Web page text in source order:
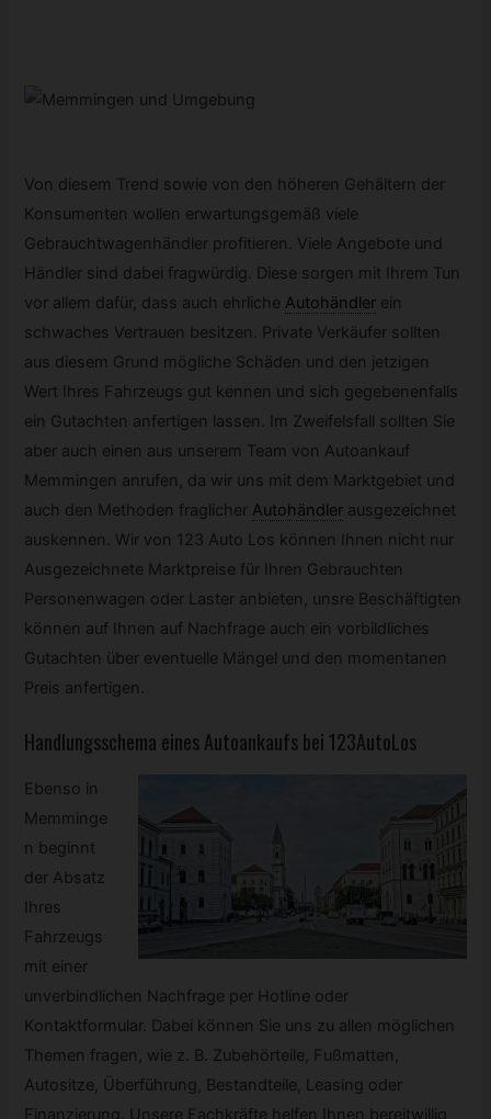
Von diesem Trend sowie von den höheren Gehältern der
Konsumenten wollen erwartungsgemäß viele
Gebrauchtwagenhändler profitieren. Viele Angebote und
Händler sind dabei fragwürdig. Diese sorgen mit Ihrem Tun
vor allem dafür, dass auch ehrliche Autohändler ein
schwaches Vertrauen besitzen. Private Verkäufer sollten
aus diesem Grund mögliche Schäden und den jetzigen
Wert Ihres Fahrzeugs gut kennen und sich gegebenenfalls
ein Gutachten anfertigen lassen. Im Zweifelsfall sollten Sie
aber auch einen aus unserem Team von Autoankauf
Memmingen anrufen, da wir uns mit dem Marktgebiet und
auch den Methoden fraglicher Autohändler ausgezeichnet
auskennen. Wir von 123 Auto Los können Ihnen nicht nur
Ausgezeichnete Marktpreise für Ihren Gebrauchten
Personenwagen oder Laster anbieten, unsre Beschäftigten
können auf Ihnen auf Nachfrage auch ein vorbildliches
Gutachten über eventuelle Mängel und den momentanen
Preis anfertigen.
Handlungsschema eines Autoankaufs bei 123AutoLos
Ebenso in
Memminge
n beginnt
der Absatz
Ihres
Fahrzeugs
mit einer
unverbindlichen Nachfrage per Hotline oder
Kontaktformular. Dabei können Sie uns zu allen möglichen
Themen fragen, wie z. B. Zubehörteile, Fußmatten,
Autositze, Überführung, Bestandteile, Leasing oder
Finanzierung. Unsere Fachkräfte helfen Ihnen bereitwillig